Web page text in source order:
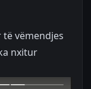
vëmendjes
nxitur